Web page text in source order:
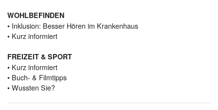
WOHLBEFINDEN
• Inklusion: Besser Hören im Krankenhaus
• Kurz informiert
FREIZEIT & SPORT
• Kurz informiert
• Buch- & Filmtipps
• Wussten Sie?